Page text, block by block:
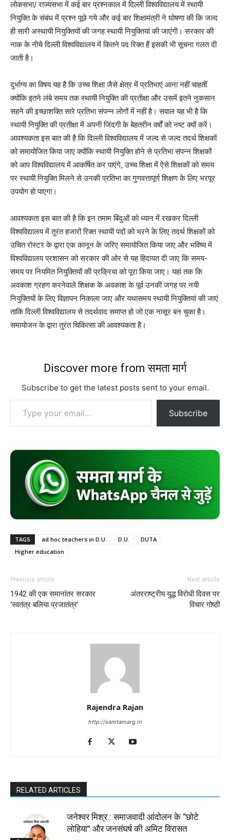
लोकसभा/ राज्यसभा में कई बार प्रश्नकाल में दिल्ली विश्वविद्यालय में स्थायी
नियुक्ति के संबंध में प्रश्न पूछे गये और कई बार शिक्षामंत्री ने घोषणा की कि जल्द
ही सारी अस्थायी नियुक्तियों की जगह स्थायी नियुक्तियां की जाएंगी। सरकार की
नाक के नीचे दिल्ली विश्वविद्यालय में कितने पद रिक्त हैं इसकी भी सूचना गलत दी
जाती है।
दुर्भाग्य का विषय यह है कि उच्च शिक्षा जैसे क्षेत्र में प्रतिभाएं आना नहीं चाहतीं
क्योंकि इतने लंबे समय तक स्थायी नियुक्ति की प्रतीक्षा और उसमें इतने नुकसान
सहने की इच्छाशक्ति सारे प्रतिभा संपन्न लोगों में नहीं है। सवाल यह भी है कि
स्थायी नियुक्ति की प्रतीक्षा में अपनी जिंदगी के बेहतरीन वर्षों को नष्ट क्यों करें।
आवश्यकता इस बात की है कि दिल्ली विश्वविद्यालय में जल्द से जल्द तदर्थ शिक्षकों
को समायोजित किया जाए क्योंकि स्थायी नियुक्ति होने से प्रतिभा संपन्न शिक्षकों
को आप विश्वविद्यालय में आकर्षित कर पाएंगे, उच्च शिक्षा में ऐसे शिक्षकों को समय
पर स्थायी नियुक्ति मिलने से उनकी प्रतिभा का गुणवत्तापूर्ण शिक्षण के लिए भरपूर
उपयोग हो पाएगा।
आवश्यकता इस बात की है कि इन तमाम बिंदुओं को ध्यान में रखकर दिल्ली
विश्वविद्यालय में तुरंत हजारों रिक्त स्थायी पदों को भरने के लिए तदर्थ शिक्षकों को
उचित रोस्टर के द्वारा एक कानून के जरिए समायोजित किया जाए और भविष्य में
विश्वविद्यालय प्रशासन को सरकार की ओर से यह हिदायत दी जाए कि समय-
समय पर नियमित नियुक्तियों की प्रक्रिया को पूरा किया जाए। यहां तक कि
अवकाश ग्रहण करनेवाले शिक्षक के अवकाश के पूर्व उनकी जगह पर नयी
नियुक्तियों के लिए विज्ञापन निकाला जाए और यथासमय स्थायी नियुक्तियां की जाएं
ताकि दिल्ली विश्वविद्यालय से तदर्थवाद समाप्त हो जो एक नासूर बन चुका है।
समायोजन के द्वारा तुरंत चिकित्सा की आवश्यकता है।
Discover more from समता मार्ग
Subscribe to get the latest posts sent to your email.
Type your email…
Subscribe
TAGS ad hoc teachers in D.U. D.U.
DUTA
Higher education
Previous article
1942 की एक समानांतर सरकार
‘स्वतंत्र बलिया प्रजातंत्र’
Next article
अंतरराष्ट्रीय युद्ध विरोधी दिवस पर
विचार गोष्ठी
Rajendra Rajan
http://samtamarg.in
RELATED ARTICLES
जनेश्वर मिश्र : समाजवादी आंदोलन के “छोटे
लोहिया” और जनसंघर्ष की अमिट विरासत